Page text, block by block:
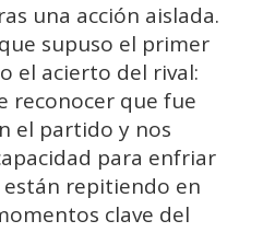
una acción aislada.
supuso el primer
el acierto del rival:
reconocer que fue
el partido y nos
para enfriar
están repitiendo en
clave del